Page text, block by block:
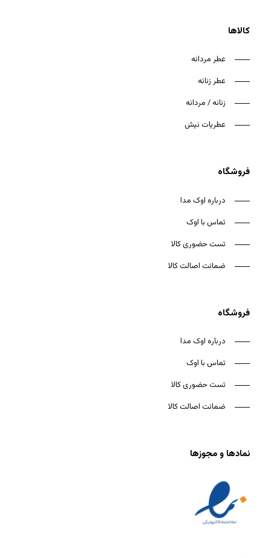
کالاها
عطر مردانه
عطر زنانه
زنانه / مردانه
عطریات نیش
فروشگاه
درباره اوک مدا
تماس با اوک
تست حضوری کالا
ضمانت اصالت کالا
فروشگاه
درباره اوک مدا
تماس با اوک
تست حضوری کالا
ضمانت اصالت کالا
نمادها و مجوزها